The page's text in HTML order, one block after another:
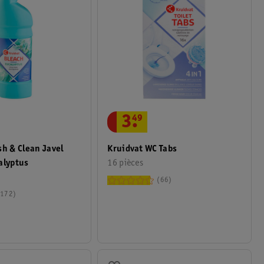
& Clean Javel
172
Kruidvat WC Tabs
16 pièces
3.
49
66